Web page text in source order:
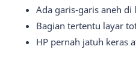
Ada garis-garis aneh di
Bagian tertentu layar
HP pernah jatuh keras